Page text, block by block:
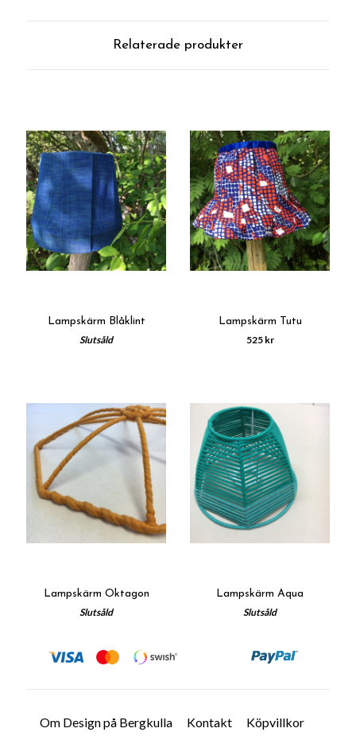
Relaterade produkter
Lampskärm Blåklint
Slutsåld
Lampskärm Tutu
525 kr
Lampskärm Oktagon
Slutsåld
Lampskärm Aqua
Slutsåld
Om Design på Bergkulla Kontakt Köpvillkor